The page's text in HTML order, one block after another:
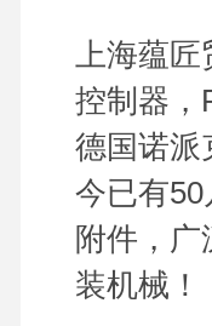
上海蕴
控制器，
德国诺派
今已有
附件，
装机械！